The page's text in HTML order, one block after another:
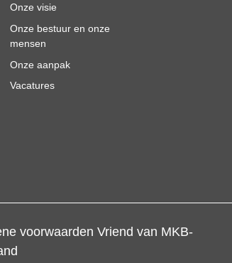
Onze visie
Onze bestuur en onze
mensen
Onze aanpak
Vacatures
voorwaarden Vriend van MKB-